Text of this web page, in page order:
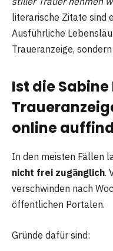
literarische Zitate sind
Ausführliche
Traueranzeige,
Ist die
online
In den meisten Fällen
nicht frei zugänglich.
verschwinden nach
öffentlichen Portalen.
Gründe dafür sind: